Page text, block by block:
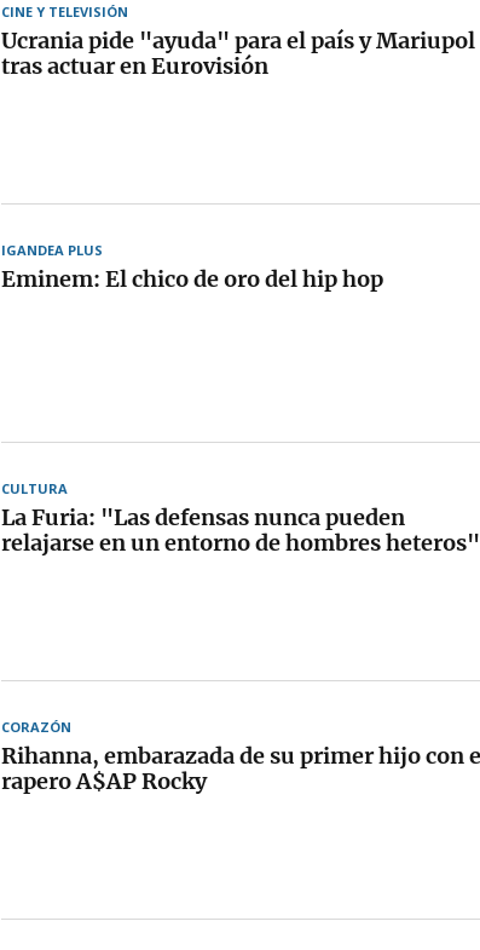
CINE Y TELEVISIÓN
Ucrania pide "ayuda" para el país y Mariupol
tras actuar en Eurovisión
IGANDEA PLUS
Eminem: El chico de oro del hip hop
CULTURA
La Furia: "Las defensas nunca pueden
relajarse en un entorno de hombres heteros"
CORAZÓN
Rihanna, embarazada de su primer hijo con
rapero A$AP Rocky